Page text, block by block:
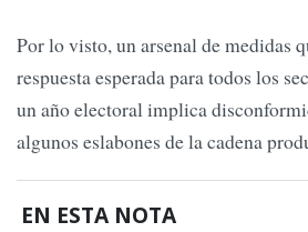
Por lo visto, un arsenal de medidas
respuesta esperada para todos los
un año electoral implica
algunos eslabones de la cadena
EN ESTA NOTA